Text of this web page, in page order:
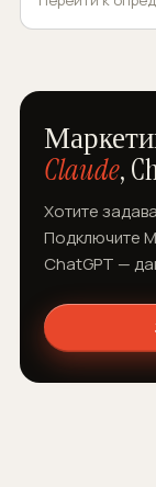
Claude,
Хотите
Подключите
ChatGPT —